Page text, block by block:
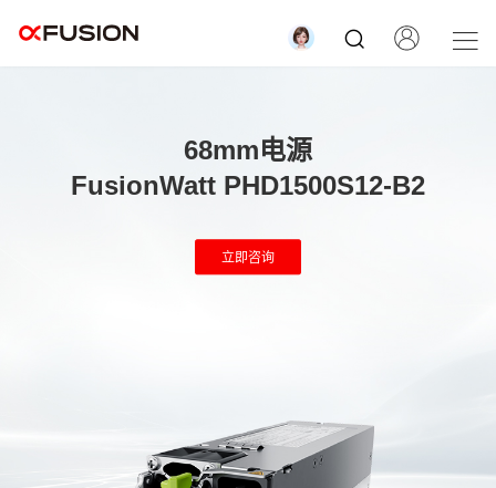
68mm电源
FusionWatt PHD1500S12-B2
立即咨询